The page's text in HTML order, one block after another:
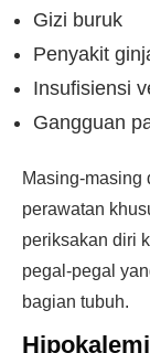
Gizi buruk
Penyakit
Insufisiensi
Gangguan
Masing-masing
perawatan
periksakan diri
pegal-pegal
bagian tubuh.